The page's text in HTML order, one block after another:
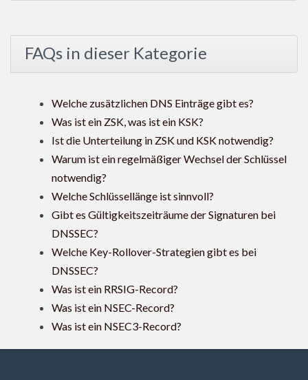
FAQs in dieser Kategorie
Welche zusätzlichen DNS Einträge gibt es?
Was ist ein ZSK, was ist ein KSK?
Ist die Unterteilung in ZSK und KSK notwendig?
Warum ist ein regelmäßiger Wechsel der Schlüssel
notwendig?
Welche Schlüssellänge ist sinnvoll?
Gibt es Gültigkeitszeiträume der Signaturen bei
DNSSEC?
Welche Key-Rollover-Strategien gibt es bei
DNSSEC?
Was ist ein RRSIG-Record?
Was ist ein NSEC-Record?
Was ist ein NSEC3-Record?